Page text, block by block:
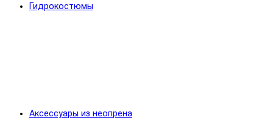
Гидрокостюмы
Аксессуары из неопрена